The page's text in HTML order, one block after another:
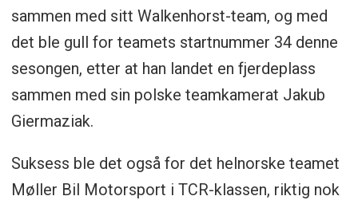
sammen med sitt Walkenhorst-team, og med
det ble gull for teamets startnummer 34 denne
sesongen, etter at han landet en fjerdeplass
sammen med sin polske teamkamerat Jakub
Giermaziak.
Suksess ble det også for det helnorske teamet
Møller Bil Motorsport i TCR-klassen, riktig nok